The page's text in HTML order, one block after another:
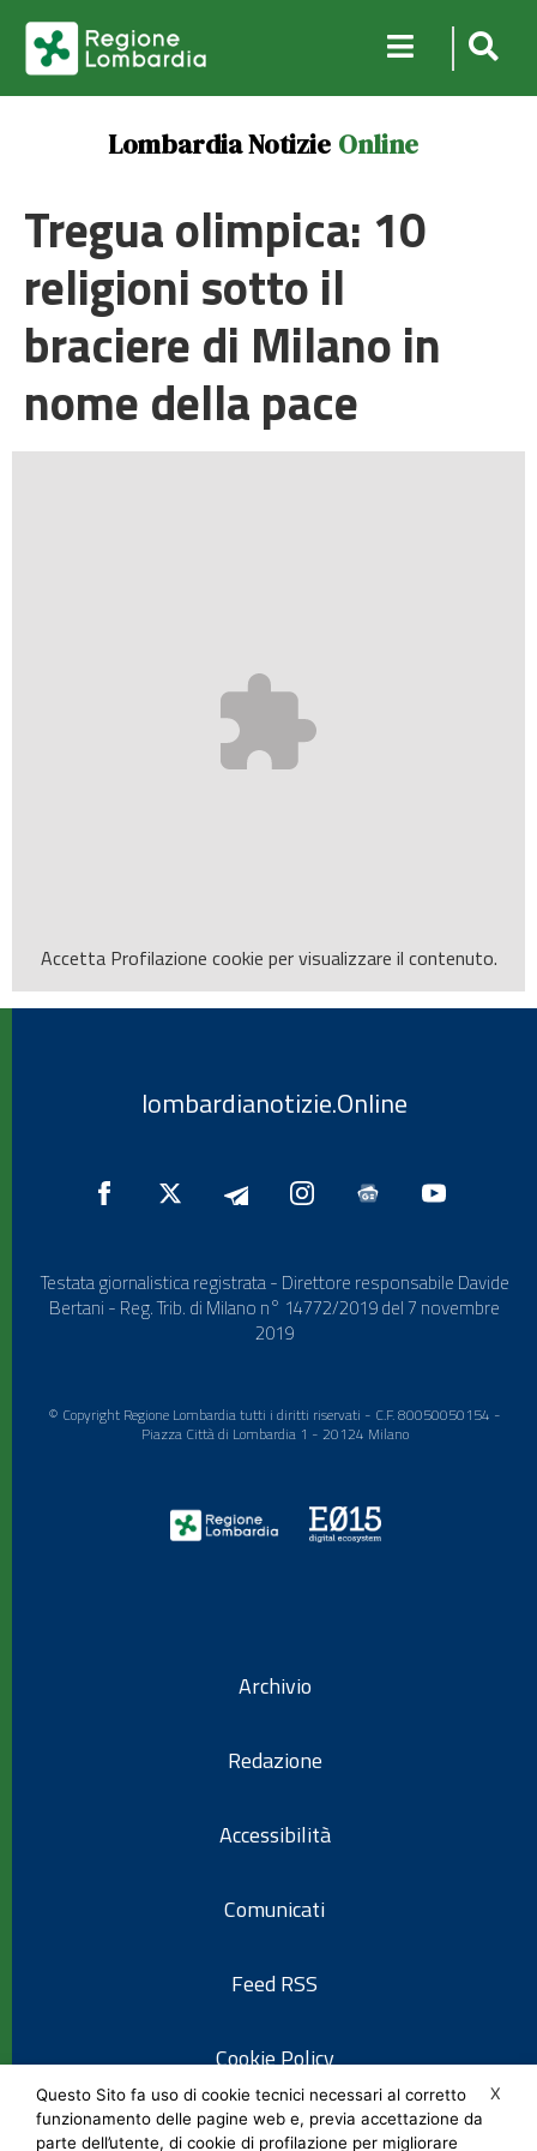
Lombardia Notizie Online
Tregua olimpica: 10
religioni sotto il
braciere di Milano in
nome della pace
Accetta Profilazione cookie per visualizzare il contenuto.
lombardianotizie.Online
Testata giornalistica registrata - Direttore responsabile Davide
Bertani - Reg. Trib. di Milano n° 14772/2019 del 7 novembre
2019
© Copyright Regione Lombardia tutti i diritti riservati - C.F. 80050050154 -
Piazza Città di Lombardia 1 - 20124 Milano
Archivio
Redazione
Accessibilità
Comunicati
Feed RSS
Cookie Policy
Informativa privacy
X
Questo Sito fa uso di cookie tecnici necessari al corretto
funzionamento delle pagine web e, previa accettazione da
parte dell’utente, di cookie di profilazione per migliorare